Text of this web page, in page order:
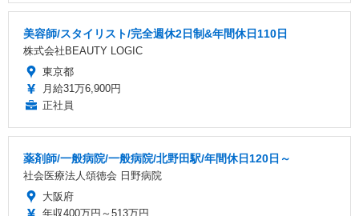
美容師/スタイリスト/完全週休2日制&年間休日110日
株式会社BEAUTY LOGIC
東京都
月給31万6,900円
正社員
薬剤師/一般病院/一般病院/北野田駅/年間休日120日～
社会医療法人頌徳会 日野病院
大阪府
年収400万円～513万円